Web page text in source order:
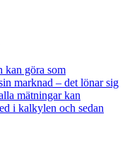
kan göra som
marknad – det lönar sig
mätningar kan
i kalkylen och sedan